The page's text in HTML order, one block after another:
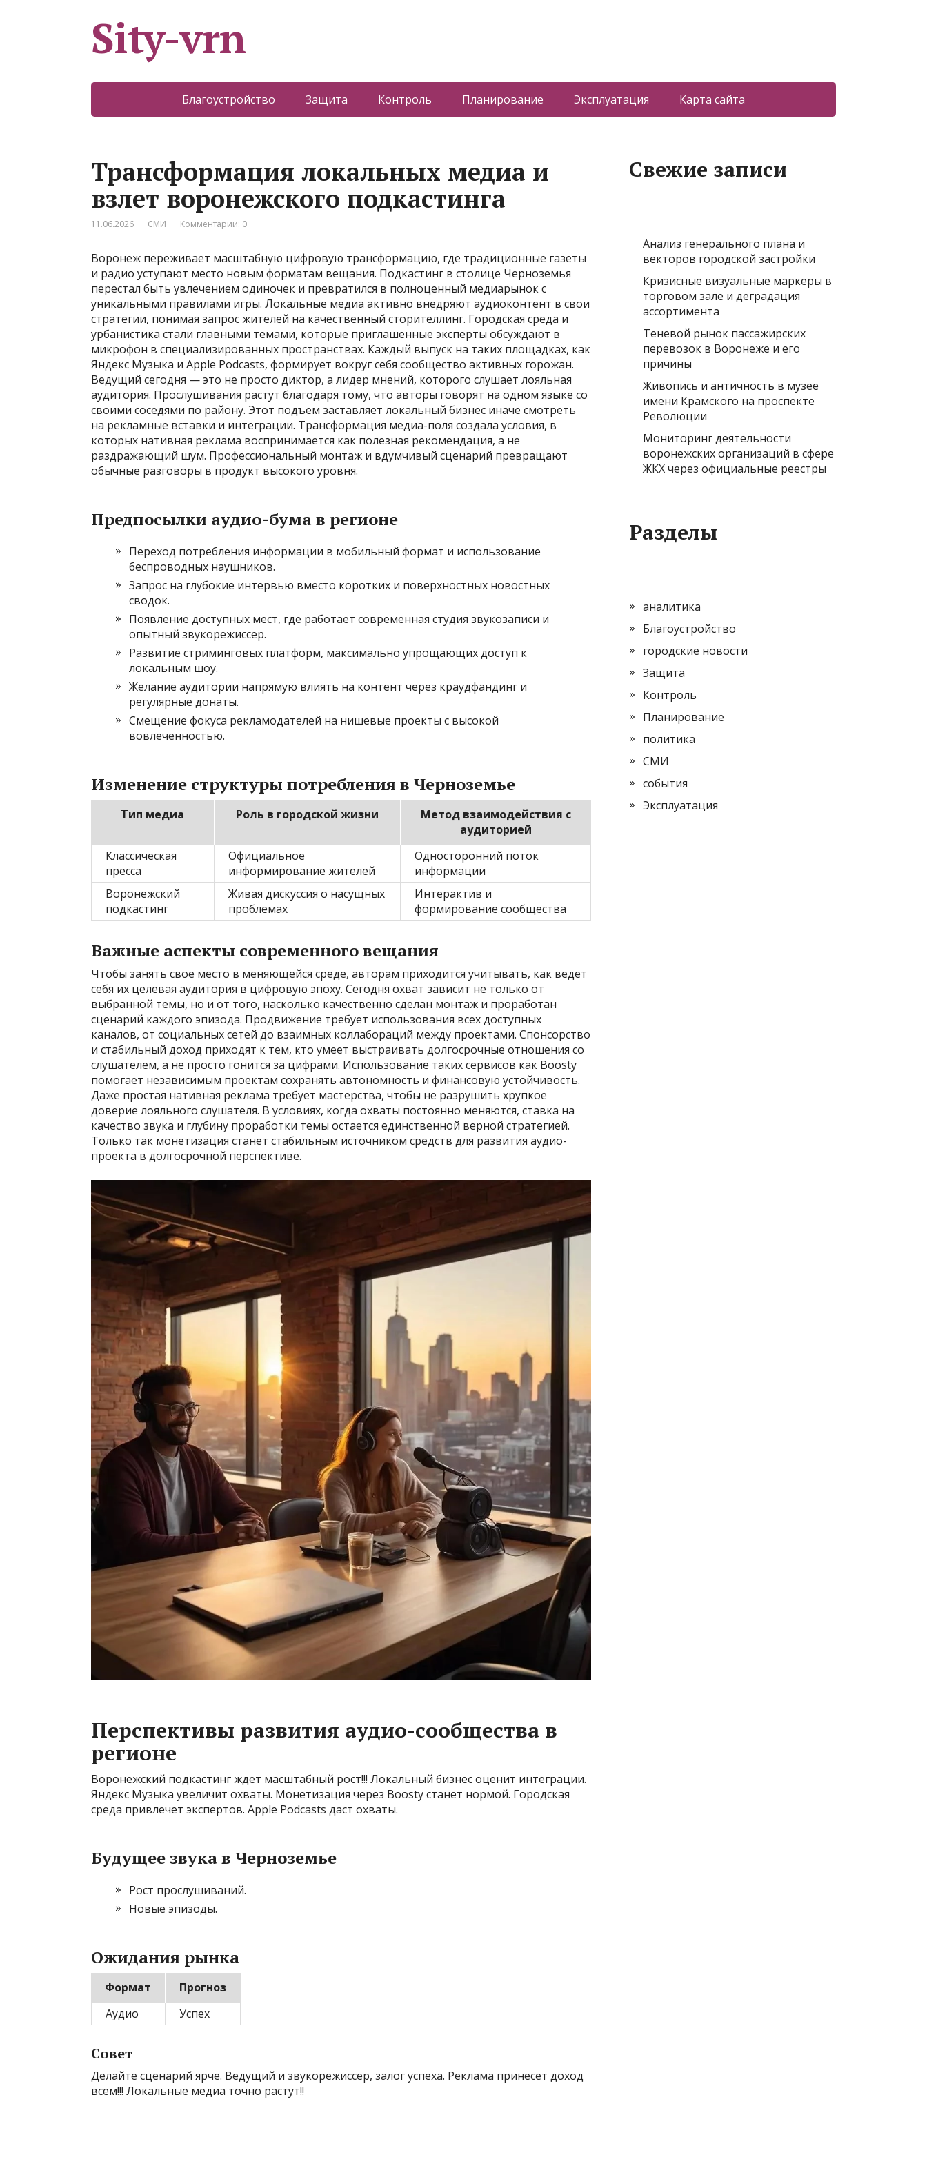
Sity-vrn
Благоустройство Защита Контроль Планирование Эксплуатация Карта сайта
Трансформация локальных медиа и
взлет воронежского подкастинга
11.06.2026 СМИ Комментарии: 0
Воронеж переживает масштабную цифровую трансформацию, где традиционные газеты
и радио уступают место новым форматам вещания. Подкастинг в столице Черноземья
перестал быть увлечением одиночек и превратился в полноценный медиарынок с
уникальными правилами игры. Локальные медиа активно внедряют аудиоконтент в свои
стратегии, понимая запрос жителей на качественный сторителлинг. Городская среда и
урбанистика стали главными темами, которые приглашенные эксперты обсуждают в
микрофон в специализированных пространствах. Каждый выпуск на таких площадках, как
Яндекс Музыка и Apple Podcasts, формирует вокруг себя сообщество активных горожан.
Ведущий сегодня — это не просто диктор, а лидер мнений, которого слушает лояльная
аудитория. Прослушивания растут благодаря тому, что авторы говорят на одном языке со
своими соседями по району. Этот подъем заставляет локальный бизнес иначе смотреть
на рекламные вставки и интеграции. Трансформация медиа-поля создала условия, в
которых нативная реклама воспринимается как полезная рекомендация, а не
раздражающий шум. Профессиональный монтаж и вдумчивый сценарий превращают
обычные разговоры в продукт высокого уровня.
Предпосылки аудио-бума в регионе
Переход потребления информации в мобильный формат и использование
беспроводных наушников.
Запрос на глубокие интервью вместо коротких и поверхностных новостных
сводок.
Появление доступных мест, где работает современная студия звукозаписи и
опытный звукорежиссер.
Развитие стриминговых платформ, максимально упрощающих доступ к
локальным шоу.
Желание аудитории напрямую влиять на контент через краудфандинг и
регулярные донаты.
Смещение фокуса рекламодателей на нишевые проекты с высокой
вовлеченностью.
Изменение структуры потребления в Черноземье
Тип медиа Роль в городской жизни
Метод взаимодействия с
аудиторией
Классическая
пресса
Официальное
информирование жителей
Односторонний поток
информации
Воронежский
подкастинг
Живая дискуссия о насущных
проблемах
Интерактив и
формирование сообщества
Важные аспекты современного вещания
Чтобы занять свое место в меняющейся среде, авторам приходится учитывать, как ведет
себя их целевая аудитория в цифровую эпоху. Сегодня охват зависит не только от
выбранной темы, но и от того, насколько качественно сделан монтаж и проработан
сценарий каждого эпизода. Продвижение требует использования всех доступных
каналов, от социальных сетей до взаимных коллабораций между проектами. Спонсорство
и стабильный доход приходят к тем, кто умеет выстраивать долгосрочные отношения со
слушателем, а не просто гонится за цифрами. Использование таких сервисов как Boosty
помогает независимым проектам сохранять автономность и финансовую устойчивость.
Даже простая нативная реклама требует мастерства, чтобы не разрушить хрупкое
доверие лояльного слушателя. В условиях, когда охваты постоянно меняются, ставка на
качество звука и глубину проработки темы остается единственной верной стратегией.
Только так монетизация станет стабильным источником средств для развития аудио-
проекта в долгосрочной перспективе.
Перспективы развития аудио-сообщества в
регионе
Воронежский подкастинг ждет масштабный рост!!! Локальный бизнес оценит интеграции.
Яндекс Музыка увеличит охваты. Монетизация через Boosty станет нормой. Городская
среда привлечет экспертов. Apple Podcasts даст охваты.
Будущее звука в Черноземье
Рост прослушиваний.
Новые эпизоды.
Ожидания рынка
Формат
Прогноз
Аудио
Успех
Совет
Делайте сценарий ярче. Ведущий и звукорежиссер, залог успеха. Реклама принесет доход
всем!!! Локальные медиа точно растут!!
Свежие записи
Анализ генерального плана и
векторов городской застройки
Кризисные визуальные маркеры в
торговом зале и деградация
ассортимента
Теневой рынок пассажирских
перевозок в Воронеже и его
причины
Живопись и античность в музее
имени Крамского на проспекте
Революции
Мониторинг деятельности
воронежских организаций в сфере
ЖКХ через официальные реестры
Разделы
аналитика
Благоустройство
городские новости
Защита
Контроль
Планирование
политика
СМИ
события
Эксплуатация